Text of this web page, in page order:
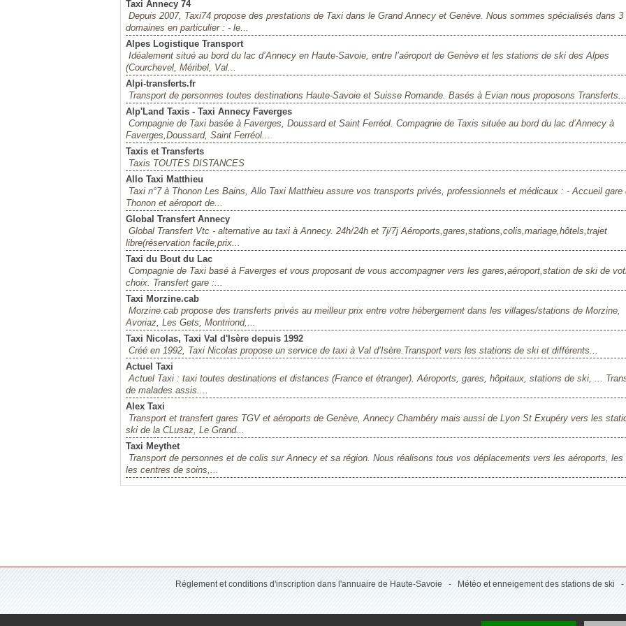
Taxi Annecy 74
Depuis 2007, Taxi74 propose des prestations de Taxi dans le Grand Annecy et Genève. Nous sommes spécialisés dans 3
domaines en particulier : - le...
Alpes Logistique Transport
Idéalement situé au bord du lac d’Annecy en Haute-Savoie, entre l’aéroport de Genève et les stations de ski des Alpes
(Courchevel, Méribel, Val...
Alpi-transferts.fr
Transport de personnes toutes destinations Haute-Savoie et Suisse Romande. Basés à Evian nous proposons Transferts...
Alp'Land Taxis - Taxi Annecy Faverges
Compagnie de Taxi basée à Faverges, Doussard et Saint Ferréol. Compagnie de Taxis située au bord du lac d’Annecy à
Faverges,Doussard, Saint Ferréol...
Taxis et Transferts
Taxis TOUTES DISTANCES
Allo Taxi Matthieu
Taxi n°7 à Thonon Les Bains, Allo Taxi Matthieu assure vos transports privés, professionnels et médicaux : - Accueil gare
Thonon et aéroport de...
Global Transfert Annecy
Global Transfert Vtc - alternative au taxi à Annecy. 24h/24h et 7j/7j Aéroports,gares,stations,colis,mariage,hôtels,trajet
libre(réservation facile,prix...
Taxi du Bout du Lac
Compagnie de Taxi basé à Faverges et vous proposant de vous accompagner vers les gares,aéroport,station de ski de
choix. Transfert gare :...
Taxi Morzine.cab
Morzine.cab propose des transferts privés au meilleur prix entre votre hébergement dans les villages/stations de Morzine,
Avoriaz, Les Gets, Montriond,...
Taxi Nicolas, Taxi Val d'Isère depuis 1992
Créé en 1992, Taxi Nicolas propose un service de taxi à Val d’Isère.Transport vers les stations de ski et différents...
Actuel Taxi
Actuel Taxi : taxi toutes destinations et distances (France et étranger). Aéroports, gares, hôpitaux, stations de ski, ...
de malades assis....
Alex Taxi
Transport et transfert gares TGV et aéroports de Genève, Annecy Chambéry mais aussi de Lyon St Exupéry vers les
ski de la CLusaz, Le Grand...
Taxi Meythet
Transport de personnes et de colis sur Annecy et sa région. Nous réalisons tous vos déplacements vers les aéroports, les
les centres de soins,...
Réglement et conditions d'inscription dans l'annuaire de Haute-Savoie- Météo et enneigement des stations de ski -